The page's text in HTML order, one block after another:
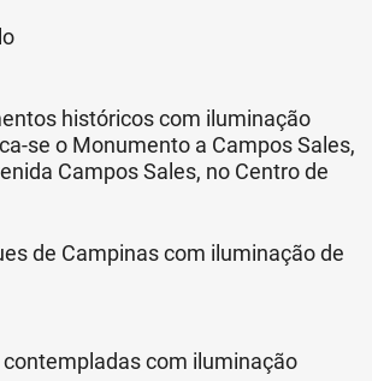
históricos com iluminação
se o Monumento a Campos Sales,
Campos Sales, no Centro de
de Campinas com iluminação de
com iluminação